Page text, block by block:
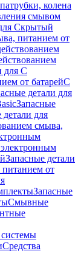
колена
смывом
Скрытый
питанием от
для С
от батарейС
детали для
Запасные
для
смыва,
Запасные детали
от
Запасные
Смывные
Средства